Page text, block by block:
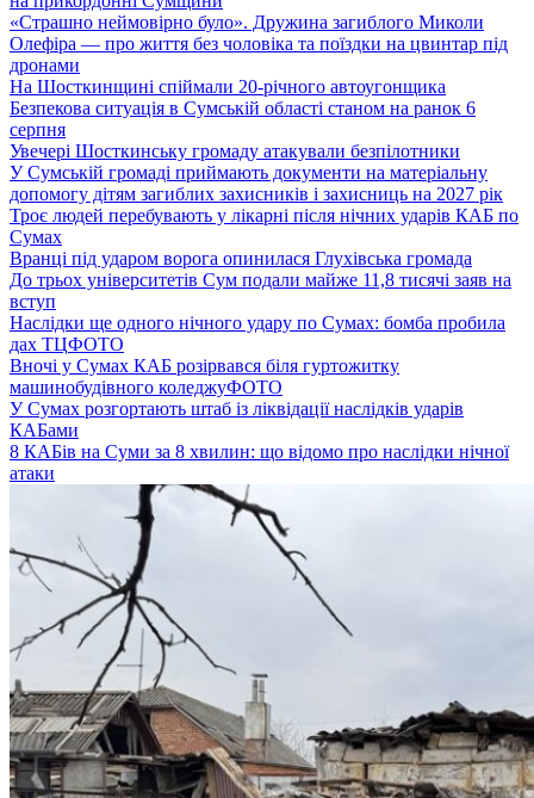
«Страшно неймовірно було». Дружина загиблого Миколи
Олефіра — про життя без чоловіка та поїздки на цвинтар під
дронами
На Шосткинщині спіймали 20-річного автоугонщика
Безпекова ситуація в Сумській області станом на ранок 6
серпня
Увечері Шосткинську громаду атакували безпілотники
У Сумській громаді приймають документи на матеріальну
допомогу дітям загиблих захисників і захисниць на 2027 рік
Троє людей перебувають у лікарні після нічних ударів КАБ по
Сумах
Вранці під ударом ворога опинилася Глухівська громада
До трьох університетів Сум подали майже 11,8 тисячі заяв на
вступ
Наслідки ще одного нічного удару по Сумах: бомба пробила
дах ТЦФОТО
Вночі у Сумах КАБ розірвався біля гуртожитку
машинобудівного коледжуФОТО
У Сумах розгортають штаб із ліквідації наслідків ударів
КАБами
8 КАБів на Суми за 8 хвилин: що відомо про наслідки нічної
атаки